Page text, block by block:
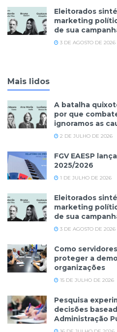
Eleitorados
marketing
de sua
3 DE AGOSTO DE 2026
Mais lidos
A batalha
por que
ignoramos as
2 DE JULHO DE 2026
FGV EAESP
2025/2026
1 DE JULHO DE 2026
Eleitorados
marketing
de sua
3 DE AGOSTO DE 2026
Como
proteger a
organizações
15 DE JULHO DE 2026
Pesquisa
decisões
Administração